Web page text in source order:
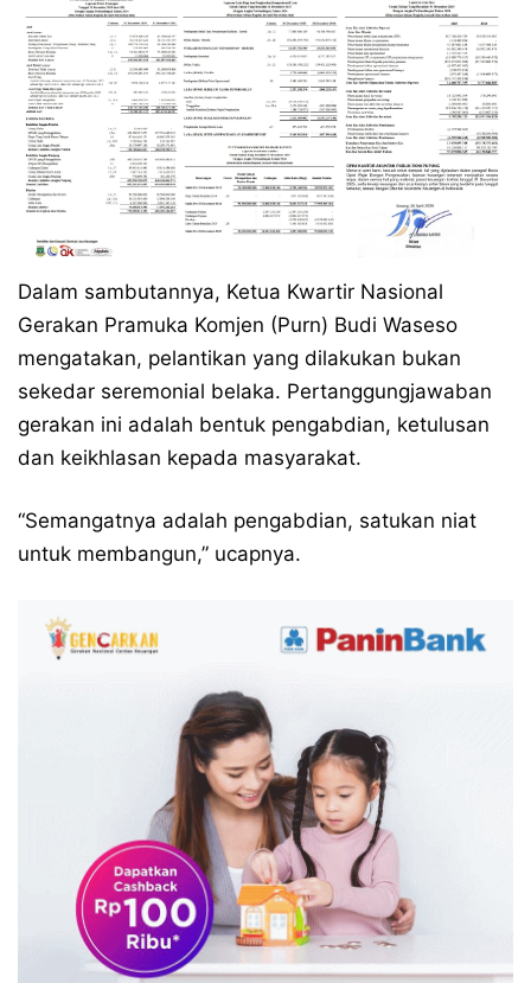
Dalam sambutannya, Ketua Kwartir Nasional
Gerakan Pramuka Komjen (Purn) Budi Waseso
mengatakan, pelantikan yang dilakukan bukan
sekedar seremonial belaka. Pertanggungjawaban
gerakan ini adalah bentuk pengabdian, ketulusan
dan keikhlasan kepada masyarakat.
“Semangatnya adalah pengabdian, satukan niat
untuk membangun,” ucapnya.